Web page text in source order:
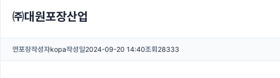
㈜대원포장산업
연포장작성자kopa작성일2024-09-20 14:40조회 28333